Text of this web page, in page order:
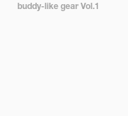
buddy-like gear Vol.1